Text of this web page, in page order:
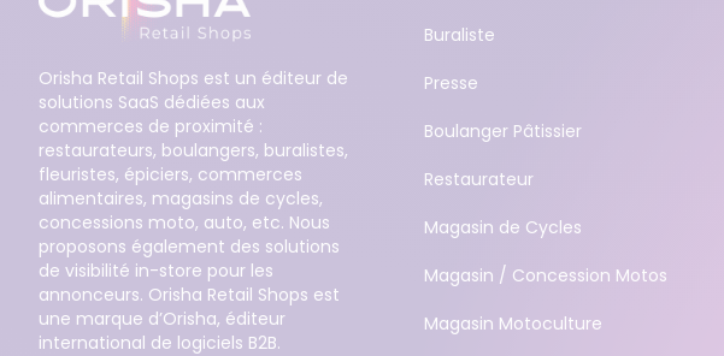
Orisha Retail Shops est un éditeur de
solutions SaaS dédiées aux
commerces de proximité :
restaurateurs, boulangers, buralistes,
fleuristes, épiciers, commerces
alimentaires, magasins de cycles,
concessions moto, auto, etc. Nous
proposons également des solutions
de visibilité in-store pour les
annonceurs. Orisha Retail Shops est
une marque d’Orisha, éditeur
international de logiciels B2B.
Buraliste
Presse
Boulanger Pâtissier
Restaurateur
Magasin de Cycles
Magasin / Concession Motos
Magasin Motoculture